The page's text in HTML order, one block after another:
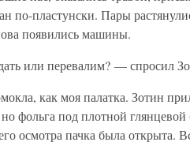
по-пластунски. Пары
появились машины.
или перевалим? — спросил
как моя палатка. Зотин
фольга под плотной
осмотра пачка была открыта.